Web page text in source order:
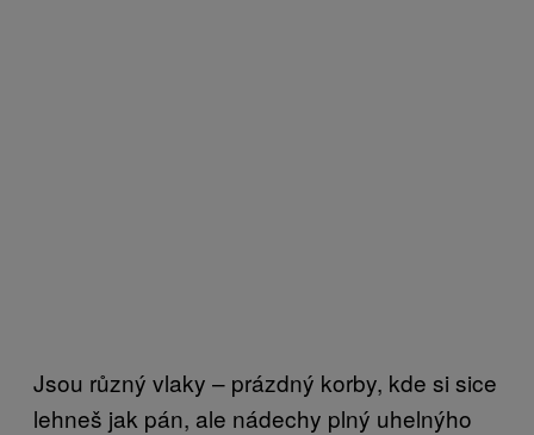
Jsou různý vlaky – prázdný korby, kde si sice
lehneš jak pán, ale nádechy plný uhelnýho